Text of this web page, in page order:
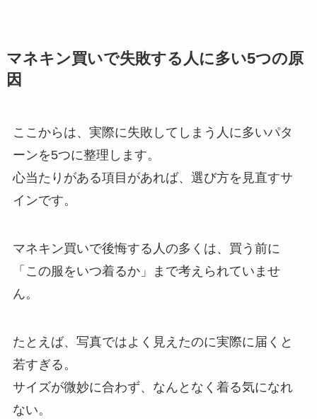
マネキン買いで失敗する人に多い5つの原
因
ここからは、実際に失敗してしまう人に多いパタ
ーンを5つに整理します。
心当たりがある項目があれば、選び方を見直すサ
インです。
マネキン買いで後悔する人の多くは、買う前に
「この服をいつ着るか」まで考えられていませ
ん。
たとえば、写真ではよく見えたのに実際に届くと
若すぎる。
サイズが微妙に合わず、なんとなく着る気になれ
ない。